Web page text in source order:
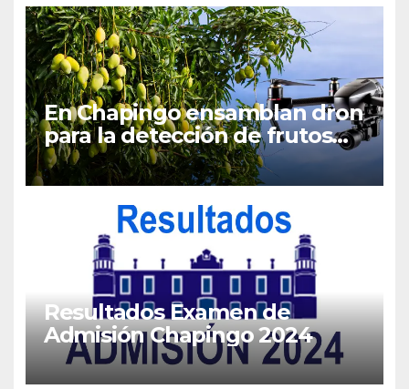
En Chapingo ensamblan dron
para la detección de frutos
maduros de mango
Resultados Examen de
Admisión Chapingo 2024